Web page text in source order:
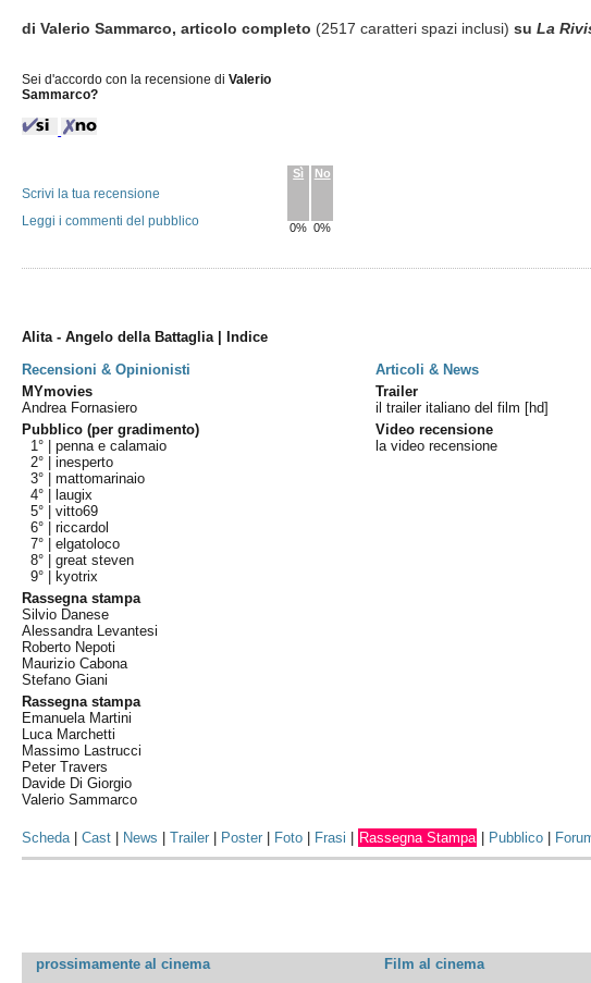
di Valerio Sammarco, articolo completo (2517 caratteri spazi inclusi)suLa
Sei d'accordo con la recensione diValerio
Sammarco?
Sì
0%
No
0%
Scrivi la tua recensione
Leggi i commenti del pubblico
Alita - Angelo della Battaglia | Indice
Recensioni & Opinionisti
Articoli & News
MYmovies
Andrea Fornasiero
Pubblico (per gradimento)
1° |penna e calamaio
2° |inesperto
3° |mattomarinaio
4° |
laugix
5° |vitto69
6° |riccardol
7° |elgatoloco
8° |great steven
9° |
kyotrix
Rassegna stampa
Silvio Danese
Alessandra Levantesi
Roberto Nepoti
Maurizio Cabona
Stefano Giani
Rassegna stampa
Emanuela Martini
Luca Marchetti
Massimo Lastrucci
Peter Travers
Davide Di Giorgio
Valerio Sammarco
Trailer
il trailer italiano del film [hd]
Video recensione
la video recensione
Scheda|Cast News |Trailer Poster Foto Frasi Rassegna Stampa Pubblico
prossimamente al cinema Film al cinema